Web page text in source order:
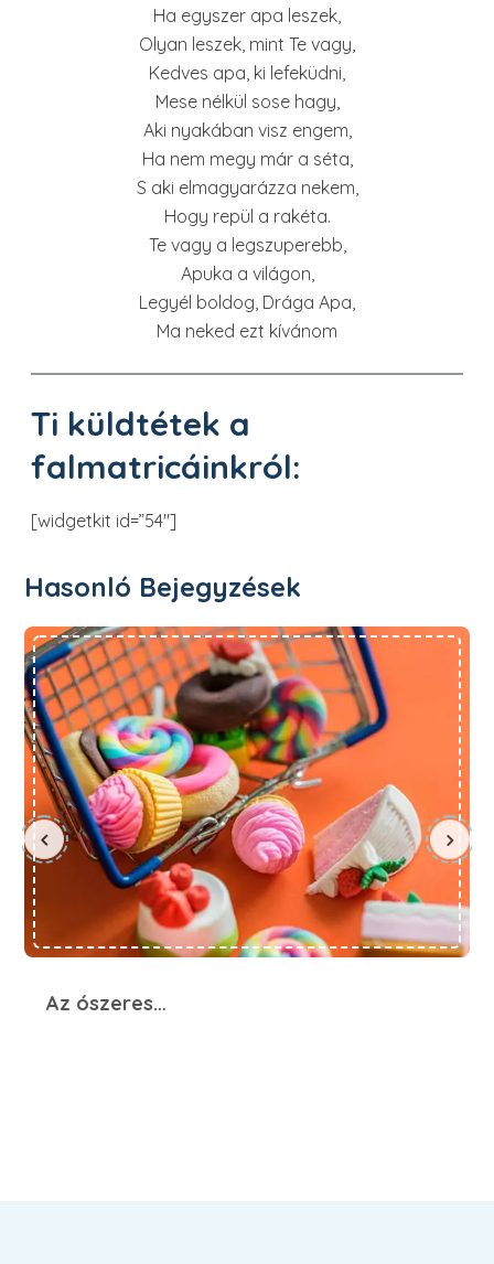
Ha egyszer apa leszek,
Olyan leszek, mint Te vagy,
Kedves apa, ki lefeküdni,
Mese nélkül sose hagy,
Aki nyakában visz engem,
Ha nem megy már a séta,
S aki elmagyarázza nekem,
Hogy repül a rakéta.
Te vagy a legszuperebb,
Apuka a világon,
Legyél boldog, Drága Apa,
Ma neked ezt kívánom
Ti küldtétek a
falmatricáinkról:
[widgetkit id=”54″]
Hasonló Bejegyzések
Az ószeres…